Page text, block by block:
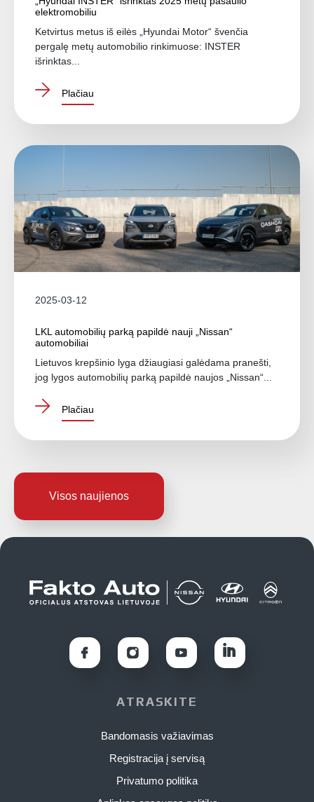
elektromobiliu
Ketvirtus metus iš eilės „Hyundai Motor“ švenčia
pergalę metų automobilio rinkimuose: INSTER
išrinktas...
Plačiau
2025-03-12
LKL automobilių parką papildė nauji „Nissan“
automobiliai
Lietuvos krepšinio lyga džiaugiasi galėdama pranešti,
jog lygos automobilių parką papildė naujos „Nissan“...
Plačiau
Visos naujienos
ATRASKITE
Bandomasis važiavimas
Registracija į servisą
Privatumo politika